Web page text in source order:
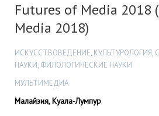
Futures of Media 2018
Media 2018)
ИСКУССТВОВЕДЕНИЕ, КУЛЬТУРОЛОГИЯ,
НАУКИ, ФИЛОЛОГИЧЕСКИЕ НАУКИ
МУЛЬТИМЕДИА
Малайзия, Куала-Лумпур